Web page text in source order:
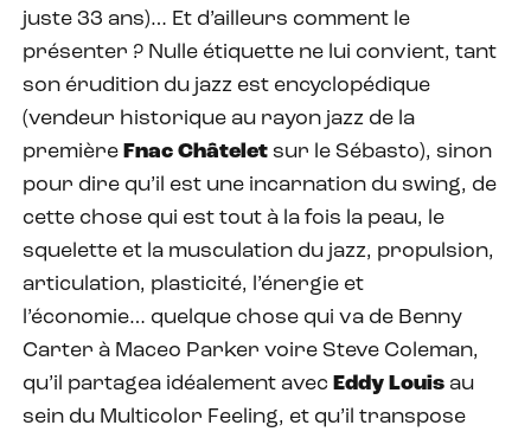
juste 33 ans)… Et d’ailleurs comment le
présenter ? Nulle étiquette ne lui convient, tant
son érudition du jazz est encyclopédique
(vendeur historique au rayon jazz de la
première Fnac Châtelet sur le Sébasto), sinon
pour dire qu’il est une incarnation du swing, de
cette chose qui est tout à la fois la peau, le
squelette et la musculation du jazz, propulsion,
articulation, plasticité, l’énergie et
l’économie… quelque chose qui va de Benny
Carter à Maceo Parker voire Steve Coleman,
qu’il partagea idéalement avec Eddy Louis au
sein du Multicolor Feeling, et qu’il transpose